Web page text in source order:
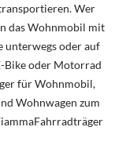
Wer
das Wohnmobil mit
unterwegs oder auf
Bike oder Motorrad
für Wohnmobil,
Wohnwagen zum